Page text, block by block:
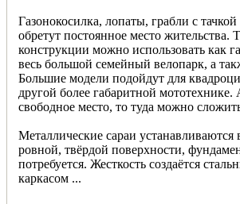
Газонокосилка, лопаты, грабли с
обретут постоянное место жительства.
конструкции можно использовать как
весь большой семейный велопарк, а
Большие модели подойдут для
другой более габаритной мототехнике.
свободное место, то туда можно
Металлические сараи
ровной, твёрдой поверхности,
потребуется. Жесткость создаётся
каркасом ...